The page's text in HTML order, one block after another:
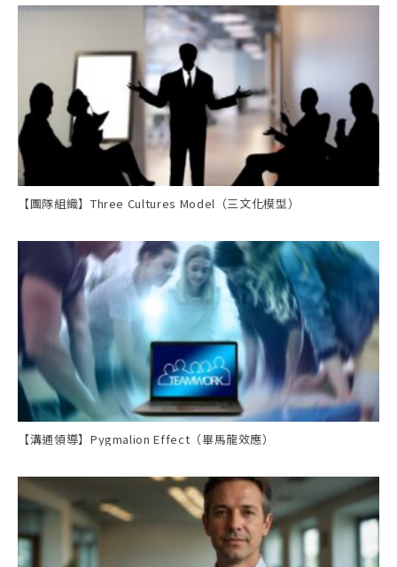
【團隊組織】Three Cultures Model（三文化模型）
【溝通領導】Pygmalion Effect（畢馬龍效應）